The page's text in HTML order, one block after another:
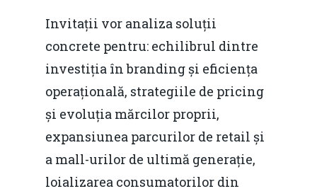
Invitații vor analiza soluții
concrete pentru: echilibrul dintre
investiția în branding și eficiența
operațională, strategiile de pricing
și evoluția mărcilor proprii,
expansiunea parcurilor de retail și
a mall-urilor de ultimă generație,
loializarea consumatorilor din